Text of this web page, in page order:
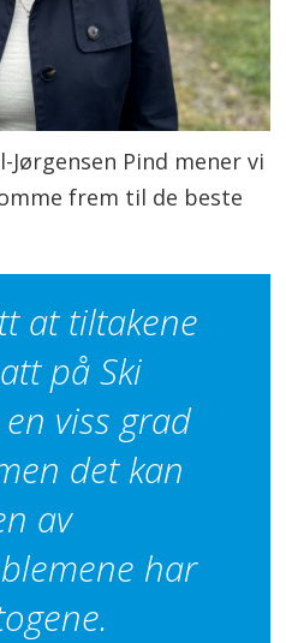
Jørgensen Pind mener vi
frem til de beste
at tiltakene
på Ski
viss grad
det kan
av
har